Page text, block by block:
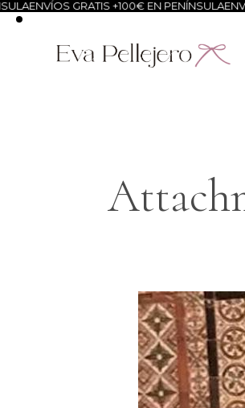
ENVÍOS GRATIS +100€ EN PENÍNSULA